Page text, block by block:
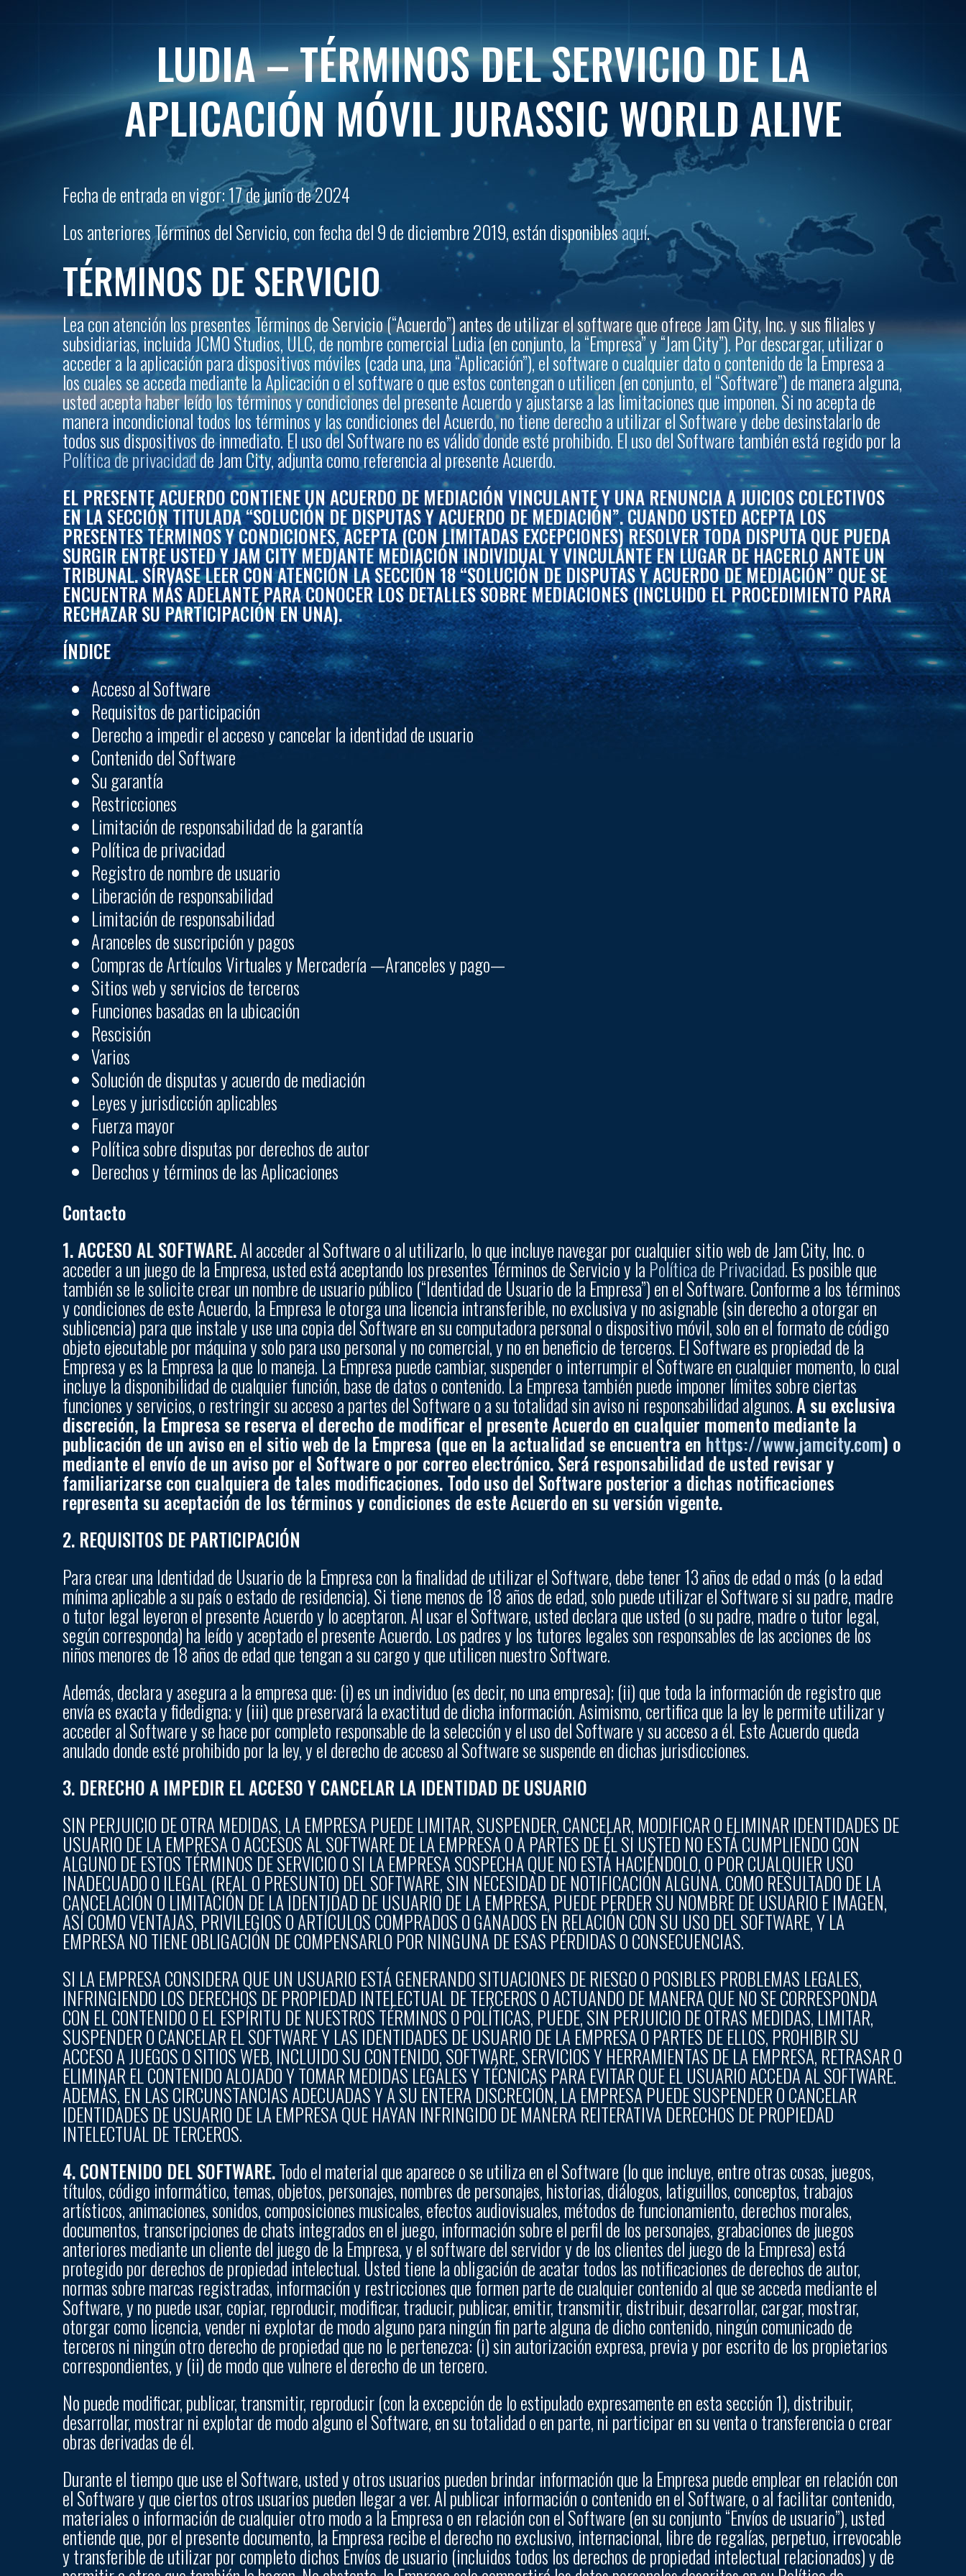
LUDIA – TÉRMINOS DEL SERVICIO DE LA
APLICACIÓN MÓVIL JURASSIC WORLD ALIVE
Fecha de entrada en vigor: 17 de junio de 2024
Los anteriores Términos del Servicio, con fecha del 9 de diciembre 2019, están disponiblesaquí.
TÉRMINOS DE SERVICIO
Lea con atención los presentes Términos de Servicio (“Acuerdo”) antes de utilizar el software que ofrece Jam City, Inc. y sus filiales y
subsidiarias, incluida JCMO Studios, ULC, de nombre comercial Ludia (en conjunto, la “Empresa” y “Jam City”). Por descargar, utilizar o
acceder a la aplicación para dispositivos móviles (cada una, una “Aplicación”), el software o cualquier dato o contenido de la Empresa a
los cuales se acceda mediante la Aplicación o el software o que estos contengan o utilicen (en conjunto, el “Software”) de manera alguna,
usted acepta haber leído los términos y condiciones del presente Acuerdo y ajustarse a las limitaciones que imponen. Si no acepta de
manera incondicional todos los términos y las condiciones del Acuerdo, no tiene derecho a utilizar el Software y debe desinstalarlo de
todos sus dispositivos de inmediato. El uso del Software no es válido donde esté prohibido. El uso del Software también está regido por la
Política de privacidadde Jam City, adjunta como referencia al presente Acuerdo.
EL PRESENTE ACUERDO CONTIENE UN ACUERDO DE MEDIACIÓN VINCULANTE Y UNA RENUNCIA A JUICIOS COLECTIVOS
EN LA SECCIÓN TITULADA “SOLUCIÓN DE DISPUTAS Y ACUERDO DE MEDIACIÓN”. CUANDO USTED ACEPTA LOS
PRESENTES TÉRMINOS Y CONDICIONES, ACEPTA (CON LIMITADAS EXCEPCIONES) RESOLVER TODA DISPUTA QUE PUEDA
SURGIR ENTRE USTED Y JAM CITY MEDIANTE MEDIACIÓN INDIVIDUAL Y VINCULANTE EN LUGAR DE HACERLO ANTE UN
TRIBUNAL. SÍRVASE LEER CON ATENCIÓN LA SECCIÓN 18 “SOLUCIÓN DE DISPUTAS Y ACUERDO DE MEDIACIÓN” QUE SE
ENCUENTRA MÁS ADELANTE PARA CONOCER LOS DETALLES SOBRE MEDIACIONES (INCLUIDO EL PROCEDIMIENTO PARA
RECHAZAR SU PARTICIPACIÓN EN UNA).
ÍNDICE
Acceso al Software
Requisitos de participación
Derecho a impedir el acceso y cancelar la identidad de usuario
Contenido del Software
Su garantía
Restricciones
Limitación de responsabilidad de la garantía
Política de privacidad
Registro de nombre de usuario
Liberación de responsabilidad
Limitación de responsabilidad
Aranceles de suscripción y pagos
Compras de Artículos Virtuales y Mercadería —Aranceles y pago—
Sitios web y servicios de terceros
Funciones basadas en la ubicación
Rescisión
Varios
Solución de disputas y acuerdo de mediación
Leyes y jurisdicción aplicables
Fuerza mayor
Política sobre disputas por derechos de autor
Derechos y términos de las Aplicaciones
Contacto
1. ACCESO AL SOFTWARE.Al acceder al Software o al utilizarlo, lo que incluye navegar por cualquier sitio web de Jam City, Inc. o
acceder a un juego de la Empresa, usted está aceptando los presentes Términos de Servicio y la Política de Privacidad. Es posible que
también se le solicite crear un nombre de usuario público (“Identidad de Usuario de la Empresa”) en el Software. Conforme a los términos
y condiciones de este Acuerdo, la Empresa le otorga una licencia intransferible, no exclusiva y no asignable (sin derecho a otorgar en
sublicencia) para que instale y use una copia del Software en su computadora personal o dispositivo móvil, solo en el formato de código
objeto ejecutable por máquina y solo para uso personal y no comercial, y no en beneficio de terceros. El Software es propiedad de la
Empresa y es la Empresa la que lo maneja. La Empresa puede cambiar, suspender o interrumpir el Software en cualquier momento, lo cual
incluye la disponibilidad de cualquier función, base de datos o contenido. La Empresa también puede imponer límites sobre ciertas
funciones y servicios, o restringir su acceso a partes del Software o a su totalidad sin aviso ni responsabilidad algunos.A su exclusiva
discreción, la Empresa se reserva el derecho de modificar el presente Acuerdo en cualquier momento mediante la
publicación de un aviso en el sitio web de la Empresa (que en la actualidad se encuentra en https://www.jamcity.com) o
mediante el envío de un aviso por el Software o por correo electrónico. Será responsabilidad de usted revisar y
familiarizarse con cualquiera de tales modificaciones. Todo uso del Software posterior a dichas notificaciones
representa su aceptación de los términos y condiciones de este Acuerdo en su versión vigente.
2. REQUISITOS DE PARTICIPACIÓN
Para crear una Identidad de Usuario de la Empresa con la finalidad de utilizar el Software, debe tener 13 años de edad o más (o la edad
mínima aplicable a su país o estado de residencia). Si tiene menos de 18 años de edad, solo puede utilizar el Software si su padre, madre
o tutor legal leyeron el presente Acuerdo y lo aceptaron. Al usar el Software, usted declara que usted (o su padre, madre o tutor legal,
según corresponda) ha leído y aceptado el presente Acuerdo. Los padres y los tutores legales son responsables de las acciones de los
niños menores de 18 años de edad que tengan a su cargo y que utilicen nuestro Software.
Además, declara y asegura a la empresa que: (i) es un individuo (es decir, no una empresa); (ii) que toda la información de registro que
envía es exacta y fidedigna; y (iii) que preservará la exactitud de dicha información. Asimismo, certifica que la ley le permite utilizar y
acceder al Software y se hace por completo responsable de la selección y el uso del Software y su acceso a él. Este Acuerdo queda
anulado donde esté prohibido por la ley, y el derecho de acceso al Software se suspende en dichas jurisdicciones.
3. DERECHO A IMPEDIR EL ACCESO Y CANCELAR LA IDENTIDAD DE USUARIO
SIN PERJUICIO DE OTRA MEDIDAS, LA EMPRESA PUEDE LIMITAR, SUSPENDER, CANCELAR, MODIFICAR O ELIMINAR IDENTIDADES DE
USUARIO DE LA EMPRESA O ACCESOS AL SOFTWARE DE LA EMPRESA O A PARTES DE ÉL SI USTED NO ESTÁ CUMPLIENDO CON
ALGUNO DE ESTOS TÉRMINOS DE SERVICIO O SI LA EMPRESA SOSPECHA QUE NO ESTÁ HACIÉNDOLO, O POR CUALQUIER USO
INADECUADO O ILEGAL (REAL O PRESUNTO) DEL SOFTWARE, SIN NECESIDAD DE NOTIFICACIÓN ALGUNA. COMO RESULTADO DE LA
CANCELACIÓN O LIMITACIÓN DE LA IDENTIDAD DE USUARIO DE LA EMPRESA, PUEDE PERDER SU NOMBRE DE USUARIO E IMAGEN,
ASÍ COMO VENTAJAS, PRIVILEGIOS O ARTÍCULOS COMPRADOS O GANADOS EN RELACIÓN CON SU USO DEL SOFTWARE, Y LA
EMPRESA NO TIENE OBLIGACIÓN DE COMPENSARLO POR NINGUNA DE ESAS PÉRDIDAS O CONSECUENCIAS.
SI LA EMPRESA CONSIDERA QUE UN USUARIO ESTÁ GENERANDO SITUACIONES DE RIESGO O POSIBLES PROBLEMAS LEGALES,
INFRINGIENDO LOS DERECHOS DE PROPIEDAD INTELECTUAL DE TERCEROS O ACTUANDO DE MANERA QUE NO SE CORRESPONDA
CON EL CONTENIDO O EL ESPÍRITU DE NUESTROS TÉRMINOS O POLÍTICAS, PUEDE, SIN PERJUICIO DE OTRAS MEDIDAS, LIMITAR,
SUSPENDER O CANCELAR EL SOFTWARE Y LAS IDENTIDADES DE USUARIO DE LA EMPRESA O PARTES DE ELLOS, PROHIBIR SU
ACCESO A JUEGOS O SITIOS WEB, INCLUIDO SU CONTENIDO, SOFTWARE, SERVICIOS Y HERRAMIENTAS DE LA EMPRESA, RETRASAR O
ELIMINAR EL CONTENIDO ALOJADO Y TOMAR MEDIDAS LEGALES Y TÉCNICAS PARA EVITAR QUE EL USUARIO ACCEDA AL SOFTWARE.
ADEMÁS, EN LAS CIRCUNSTANCIAS ADECUADAS Y A SU ENTERA DISCRECIÓN, LA EMPRESA PUEDE SUSPENDER O CANCELAR
IDENTIDADES DE USUARIO DE LA EMPRESA QUE HAYAN INFRINGIDO DE MANERA REITERATIVA DERECHOS DE PROPIEDAD
INTELECTUAL DE TERCEROS.
4. CONTENIDO DEL SOFTWARE.Todo el material que aparece o se utiliza en el Software (lo que incluye, entre otras cosas, juegos,
títulos, código informático, temas, objetos, personajes, nombres de personajes, historias, diálogos, latiguillos, conceptos, trabajos
artísticos, animaciones, sonidos, composiciones musicales, efectos audiovisuales, métodos de funcionamiento, derechos morales,
documentos, transcripciones de chats integrados en el juego, información sobre el perfil de los personajes, grabaciones de juegos
anteriores mediante un cliente del juego de la Empresa, y el software del servidor y de los clientes del juego de la Empresa) está
protegido por derechos de propiedad intelectual. Usted tiene la obligación de acatar todos las notificaciones de derechos de autor,
normas sobre marcas registradas, información y restricciones que formen parte de cualquier contenido al que se acceda mediante el
Software, y no puede usar, copiar, reproducir, modificar, traducir, publicar, emitir, transmitir, distribuir, desarrollar, cargar, mostrar,
otorgar como licencia, vender ni explotar de modo alguno para ningún fin parte alguna de dicho contenido, ningún comunicado de
terceros ni ningún otro derecho de propiedad que no le pertenezca: (i) sin autorización expresa, previa y por escrito de los propietarios
correspondientes, y (ii) de modo que vulnere el derecho de un tercero.
No puede modificar, publicar, transmitir, reproducir (con la excepción de lo estipulado expresamente en esta sección 1), distribuir,
desarrollar, mostrar ni explotar de modo alguno el Software, en su totalidad o en parte, ni participar en su venta o transferencia o crear
obras derivadas de él.
Durante el tiempo que use el Software, usted y otros usuarios pueden brindar información que la Empresa puede emplear en relación con
el Software y que ciertos otros usuarios pueden llegar a ver. Al publicar información o contenido en el Software, o al facilitar contenido,
materiales o información de cualquier otro modo a la Empresa o en relación con el Software (en su conjunto “Envíos de usuario”), usted
entiende que, por el presente documento, la Empresa recibe el derecho no exclusivo, internacional, libre de regalías, perpetuo, irrevocable
y transferible de utilizar por completo dichos Envíos de usuario (incluidos todos los derechos de propiedad intelectual relacionados) y de